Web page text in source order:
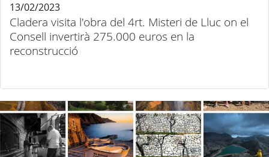
Cladera visita l'obra del 4rt. Misteri de Lluc on el
Consell invertirà 275.000 euros en la
reconstrucció
13/02/2023